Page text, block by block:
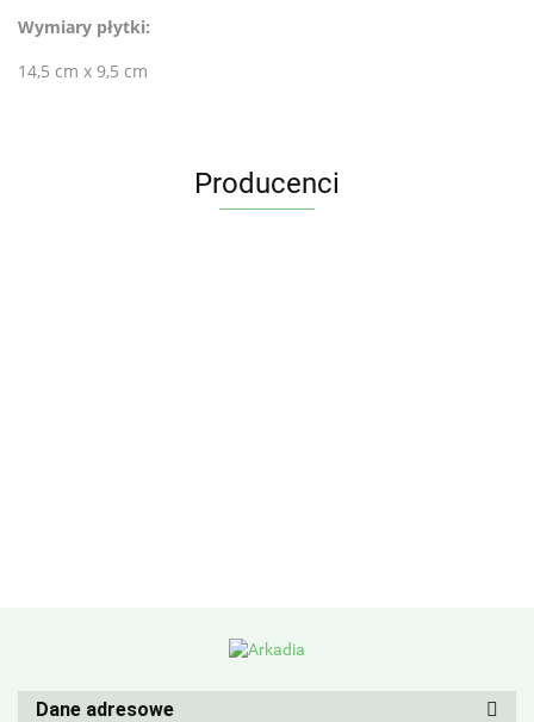
Wymiary płytki:
14,5 cm x 9,5 cm
Producenci
Dane adresowe